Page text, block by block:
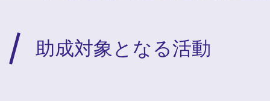
助成対象となる活動